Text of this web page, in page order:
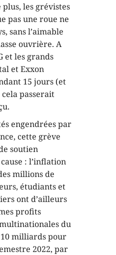
plus, les grévistes
pas une roue ne
sans l’aimable
ouvrière. A
et les grands
et Exxon
15 jours (et
passerait
engendrées par
cette grève
soutien
: l’inflation
millions de
étudiants et
ont d’ailleurs
profits
du
milliards pour
2022, par